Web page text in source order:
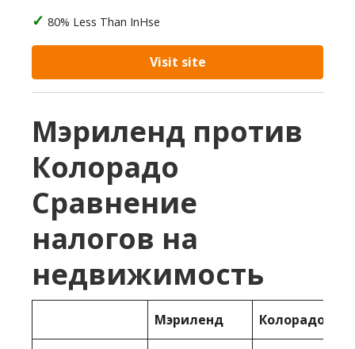
80% Less Than InHse
Visit site
Мэриленд против
Колорадо
Сравнение
налогов на
недвижимость
Мэриленд Колорадо